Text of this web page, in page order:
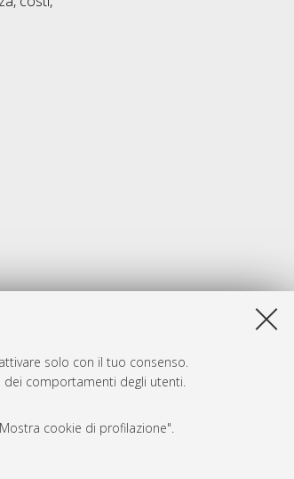
solo con il tuo consenso.
dei comportamenti degli utenti.
cookie di profilazione".